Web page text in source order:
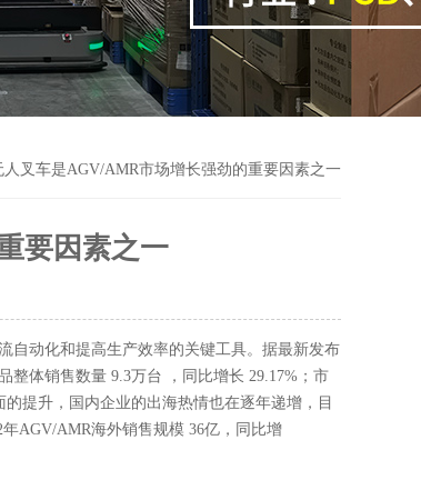
人叉车是AGV/AMR市场增长强劲的重要因素之一
要因素之一
自动化和提高生产效率的关键工具。据最新发布
整体销售数量 9.3万台 ，同比增长 29.17%；市
提升，国内企业的出海热情也在逐年递增，目
AGV/AMR海外销售规模 36亿，同比增